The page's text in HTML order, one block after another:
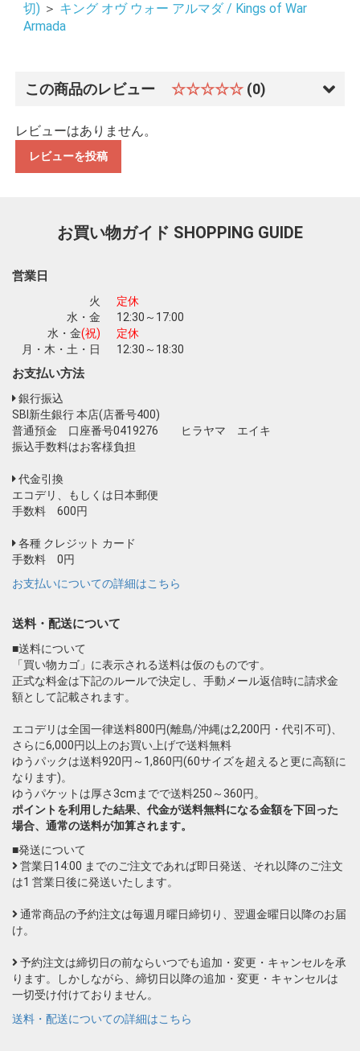
お買い物を続ける カートへ進む
切) ＞ キング オヴ ウォー アルマダ / Kings of War
Armada
この商品のレビュー ☆☆☆☆☆ (0)
レビューはありません。
レビューを投稿
お買い物ガイド SHOPPING GUIDE
営業日
火
定休
水・金
12:30～17:00
水・金(祝)
定休
月・木・土・日
12:30～18:30
お支払い方法
銀行振込
SBI新生銀行 本店(店番号400)
普通預金 口座番号0419276 ヒラヤマ エイキ
振込手数料はお客様負担
代金引換
エコデリ、もしくは日本郵便
手数料 600円
各種 クレジット カード
手数料 0円
お支払いについての詳細はこちら
送料・配送について
■送料について
「買い物カゴ」に表示される送料は仮のものです。
正式な料金は下記のルールで決定し、手動メール返信時に請求金
額として記載されます。
エコデリは全国一律送料800円(離島/沖縄は2,200円・代引不可)、
さらに6,000円以上のお買い上げで送料無料
ゆうパックは送料920円～1,860円(60サイズを超えると更に高額に
なります)。
ゆうパケットは厚さ3cmまでで送料250～360円。
ポイントを利用した結果、代金が送料無料になる金額を下回った
場合、通常の送料が加算されます。
■発送について
営業日14:00 までのご注文であれば即日発送、それ以降のご注文
は1 営業日後に発送いたします。
通常商品の予約注文は毎週月曜日締切り、翌週金曜日以降のお届
け。
予約注文は締切日の前ならいつでも追加・変更・キャンセルを承
ります。しかしながら、締切日以降の追加・変更・キャンセルは
一切受け付けておりません。
送料・配送についての詳細はこちら